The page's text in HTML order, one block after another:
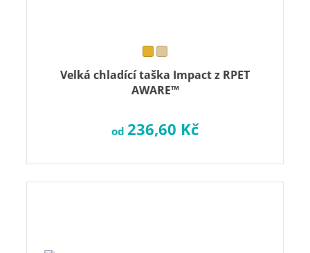
Velká chladící taška Impact z RPET
AWARE™
od 236,60 Kč